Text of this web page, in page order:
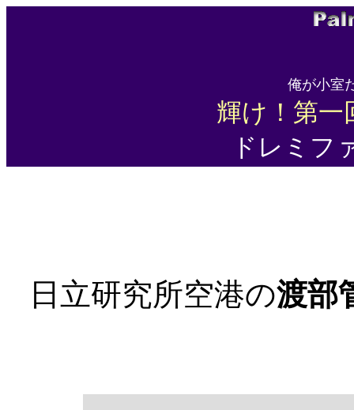
俺が小室
輝け！第一
ドレミフ
日立研究所空港の渡部